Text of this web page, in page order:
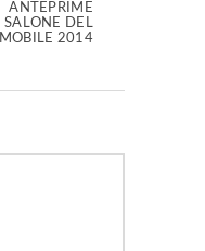
ANTEPRIME
SALONE DEL
MOBILE 2014